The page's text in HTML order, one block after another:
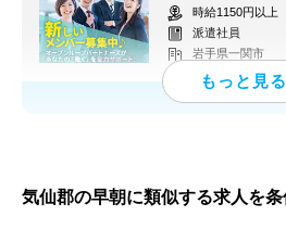
時給1150円以上
派遣社員
岩手県一関市
気仙郡の早朝に類似する求人を